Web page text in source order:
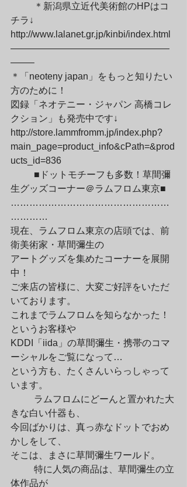
チラ↓
http://www.lalanet.gr.jp/kinbi/index.html
—————————————————
——–
＊「neoteny japan」をもっと知りたい
方のために！
図録「ネオテニー・ジャパン 高橋コレ
クション」も発売中です↓
http://store.lammfromm.jp/index.php?
main_page=product_info&cPath=&prod
ucts_id=836
生グッズコーナー＠ラムフロム東京■
……………………………………………
…………
現在、ラムフロム東京の店頭では、前
衛美術家・草間彌生の
アートグッズを集めたコーナーを展開
中！
ご来店の皆様に、大変ご好評をいただ
いております。
これまでラムフロムを知らなかった！
というお客様や
KDDI「iida」の草間彌生・携帯のコマ
ーシャルをご覧になって…
という方も、たくさんいらっしゃって
います。
きな白い什器も、
今回ばかりは、真っ赤なドットでおめ
かしをして、
そこは、まさに草間彌生ワールド。
体作品が